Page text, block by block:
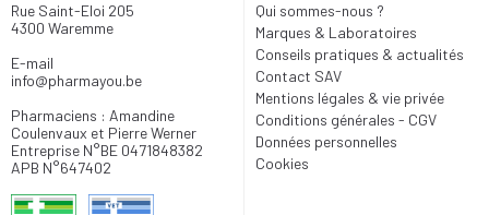
Rue Saint-Eloi 205
4300 Waremme
E-mail
info@pharmayou.be
Pharmaciens : Amandine
Coulenvaux et Pierre Werner
Entreprise N°BE 0471848382
APB N°647402
Qui sommes-nous ?
Marques & Laboratoires
Conseils pratiques & actualités
Contact SAV
Mentions légales & vie privée
Conditions générales - CGV
Données personnelles
Cookies